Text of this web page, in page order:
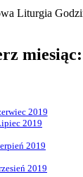
miesiąc:
2019
2019
2019
2019